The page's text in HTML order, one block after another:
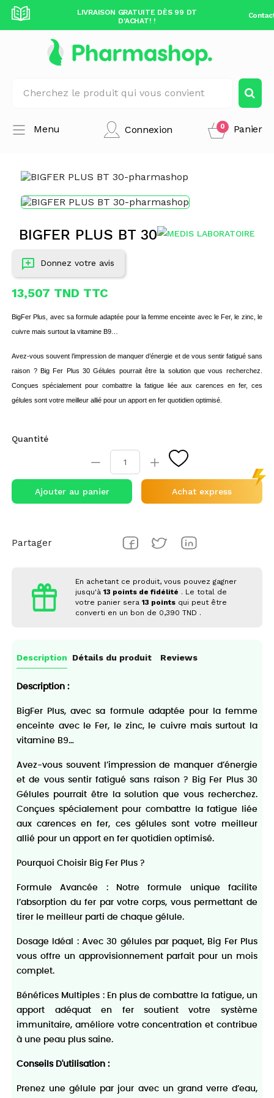
99 DT
LIVRAISON GRATUITE DÈS 99 DT
D'ACHAT! !
Connexion Panier
0
Menu
BIGFER PLUS BT 30
Donnez votre avis
13,507 TND TTC
BigFer Plus, avec sa formule adaptée pour la femme enceinte avec le Fer, le zinc, le
cuivre mais surtout la vitamine B9…
Avez-vous souvent l’impression de manquer d’énergie et de vous sentir fatigué sans
raison ? Big Fer Plus 30 Gélules pourrait être la solution que vous recherchez.
Conçues spécialement pour combattre la fatigue liée aux carences en fer, ces
gélules sont votre meilleur allié pour un apport en fer quotidien optimisé.
Quantité
Ajouter au panier Achat express
Partager
En achetant ce produit, vous pouvez gagner
jusqu'à13 points de fidélité . Le total de
votre panier sera13 points qui peut être
converti en un bon de 0,390 TND .
Description Détails du produit Reviews
Description :
BigFer Plus, avec sa formule adaptée pour la femme
enceinte avec le Fer, le zinc, le cuivre mais surtout la
vitamine B9…
Avez-vous souvent l’impression de manquer d’énergie
et de vous sentir fatigué sans raison ? Big Fer Plus 30
Gélules pourrait être la solution que vous recherchez.
Conçues spécialement pour combattre la fatigue liée
aux carences en fer, ces gélules sont votre meilleur
allié pour un apport en fer quotidien optimisé.
Pourquoi Choisir Big Fer Plus ?
Formule Avancée : Notre formule unique facilite
l’absorption du fer par votre corps, vous permettant de
tirer le meilleur parti de chaque gélule.
Dosage Idéal : Avec 30 gélules par paquet, Big Fer Plus
vous offre un approvisionnement parfait pour un mois
complet.
Bénéfices Multiples : En plus de combattre la fatigue, un
apport adéquat en fer soutient votre système
immunitaire, améliore votre concentration et contribue
à une peau plus saine.
Conseils D'utilisation :
Prenez une gélule par jour avec un grand verre d’eau,